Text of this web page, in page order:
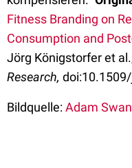
Fitness Branding on
Consumption and
Jörg Königstorfer et
Research,
Bildquelle:Adam